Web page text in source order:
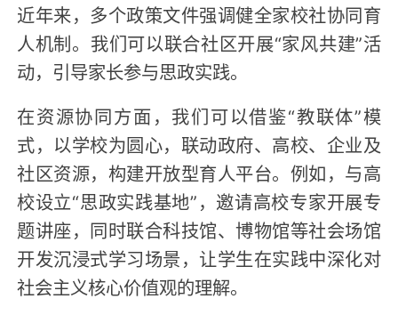
近年来，多个政策文件强调健全家校社协同育
人机制。我们可以联合社区开展“家风共建”活
动，引导家长参与思政实践。
在资源协同方面，我们可以借鉴“教联体”模
式，以学校为圆心，联动政府、高校、企业及
社区资源，构建开放型育人平台。例如，与高
校设立“思政实践基地”，邀请高校专家开展专
题讲座，同时联合科技馆、博物馆等社会场馆
开发沉浸式学习场景，让学生在实践中深化对
社会主义核心价值观的理解。